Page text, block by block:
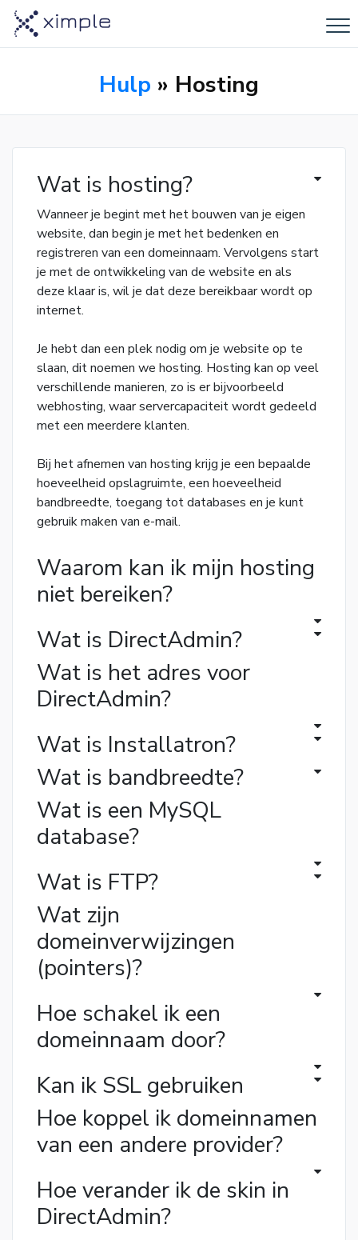
Hulp » Hosting
Wat is hosting?
Wanneer je begint met het bouwen van je eigen
website, dan begin je met het bedenken en
registreren van een domeinnaam. Vervolgens start
je met de ontwikkeling van de website en als
deze klaar is, wil je dat deze bereikbaar wordt op
internet.
Je hebt dan een plek nodig om je website op te
slaan, dit noemen we hosting. Hosting kan op veel
verschillende manieren, zo is er bijvoorbeeld
webhosting, waar servercapaciteit wordt gedeeld
met een meerdere klanten.
Bij het afnemen van hosting krijg je een bepaalde
hoeveelheid opslagruimte, een hoeveelheid
bandbreedte, toegang tot databases en je kunt
gebruik maken van e-mail.
Waarom kan ik mijn hosting
niet bereiken?
Wat is DirectAdmin?
Wat is het adres voor
DirectAdmin?
Wat is Installatron?
Wat is bandbreedte?
Wat is een MySQL
database?
Wat is FTP?
Wat zijn
domeinverwijzingen
(pointers)?
Hoe schakel ik een
domeinnaam door?
Kan ik SSL gebruiken
Hoe koppel ik domeinnamen
van een andere provider?
Hoe verander ik de skin in
DirectAdmin?